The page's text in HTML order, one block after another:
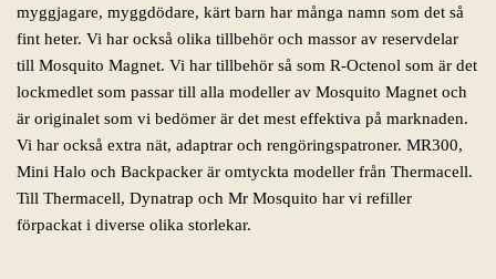
myggjagare, myggdödare, kärt barn har många namn som det så
fint heter. Vi har också olika tillbehör och massor av reservdelar
till Mosquito Magnet. Vi har tillbehör så som R-Octenol som är det
lockmedlet som passar till alla modeller av Mosquito Magnet och
är originalet som vi bedömer är det mest effektiva på marknaden.
Vi har också extra nät, adaptrar och rengöringspatroner. MR300,
Mini Halo och Backpacker är omtyckta modeller från Thermacell.
Till Thermacell, Dynatrap och Mr Mosquito har vi refiller
förpackat i diverse olika storlekar.